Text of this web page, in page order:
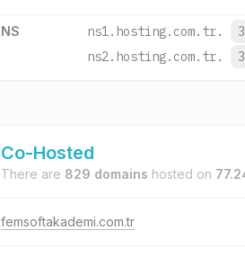
NS ns1.hosting.com.tr.
ns2.hosting.com.tr.
Co-Hosted
There are 829 domains hosted on
femsoftakademi.com.tr